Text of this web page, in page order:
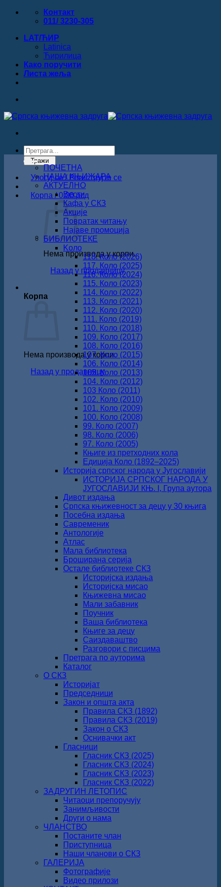
Прескочи
Контакт
011/ 3230-305
LAT/ЋИР
Latinica
Ћирилица
Како поручити
Листa жеља
Products
search
Тражи
Улогуј се / Региструјте се
Корпа /0.00рсд
Нема производа у корпи.
Назад у продавницу
Корпа
Нема производа у корпи.
Назад у продавницу
ПОЧЕТНА
НАША КЊИЖАРА
АКТУЕЛНО
Вести
Кафа у СКЗ
Акције
Повратак читању
Најаве промоција
БИБЛИОТЕКЕ
Koло
118. Коло (2026)
117. Коло (2025)
116. Коло (2024)
115. Коло (2023)
114. Коло (2022)
113. Коло (2021)
112. Коло (2020)
111. Коло (2019)
110. Коло (2018)
109. Коло (2017)
108. Коло (2016)
107. Коло (2015)
106. Коло (2014)
105. Коло (2013)
104. Коло (2012)
103 Коло (2011)
102. Коло (2010)
101. Коло (2009)
100. Коло (2008)
99. Коло (2007)
98. Коло (2006)
97. Коло (2005)
Књиге из претходних кола
Едиција Коло (1892‒2025)
Историја српског народа у Југославији
ИСТОРИЈА СРПСКОГ НАРОДА У
ЈУГОСЛАВИЈИ КЊ. I, Група аутора
Дивот издања
Српска књижевност за децу у 30 књига
Посебна издања
Савременик
Антологије
Атлас
Мала библиотека
Броширана серија
Остале библиотеке СКЗ
Историјска издања
Историјска мисао
Књижевна мисао
Мали забавник
Поучник
Ваша библиотека
Књиге за децу
Саиздаваштво
Разговори с писцима
Претрага по ауторима
Каталог
О СКЗ
Историјат
Председници
Закон и општа акта
Правила СКЗ (1892)
Правила СКЗ (2019)
Закон о СКЗ
Оснивачки акт
Гласници
Гласник СКЗ (2025)
Гласник СКЗ (2024)
Гласник СКЗ (2023)
Гласник СКЗ (2022)
ЗАДРУГИН ЛЕТОПИС
Читаоци препоручују
Занимљивости
Други о нама
ЧЛАНСТВО
Постаните члан
Приступница
Наши чланови о СКЗ
ГАЛЕРИЈА
Фотографије
Видео прилози